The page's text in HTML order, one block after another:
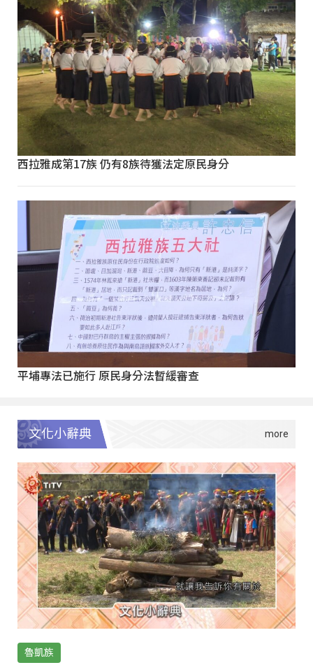
西拉雅成第17族 仍有8族待獲法定原民身分
平埔專法已施行 原民身分法暫緩審查
文化小辭典
魯凱族